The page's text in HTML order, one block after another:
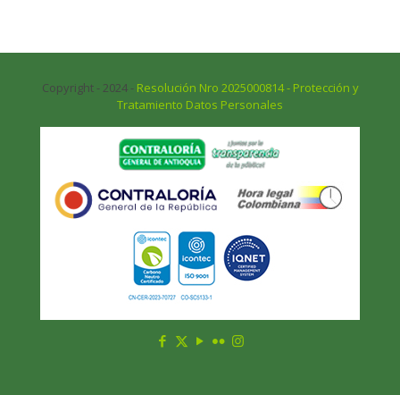
Copyright - 2024 - Resolución Nro 2025000814 - Protección y
Tratamiento Datos Personales